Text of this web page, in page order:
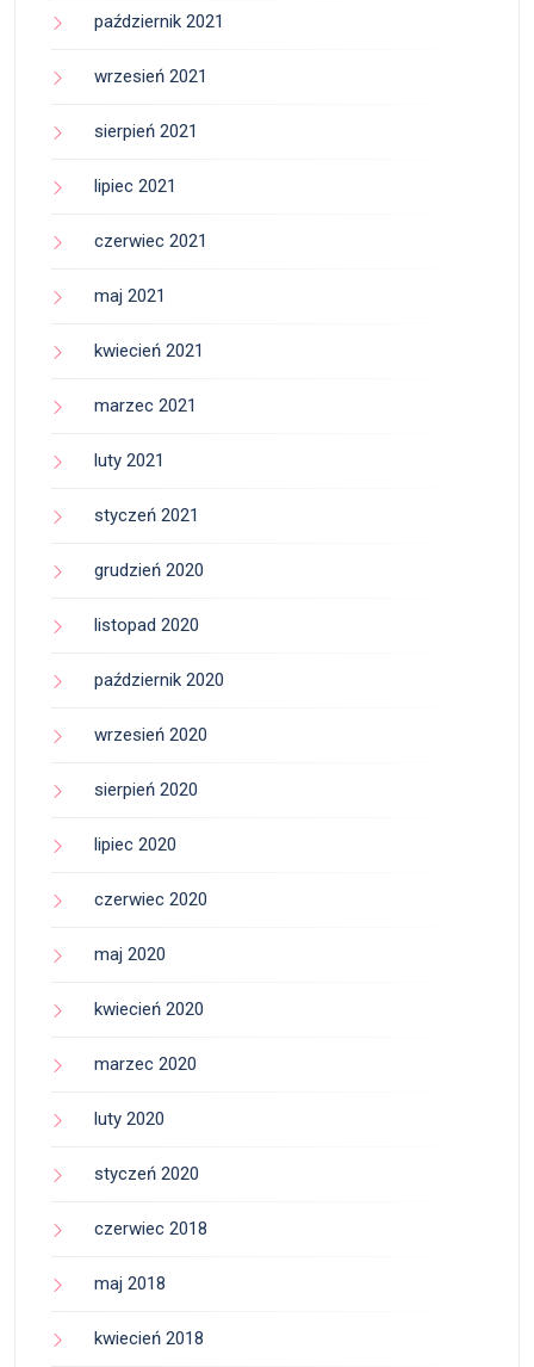
październik 2021
wrzesień 2021
sierpień 2021
lipiec 2021
czerwiec 2021
maj 2021
kwiecień 2021
marzec 2021
luty 2021
styczeń 2021
grudzień 2020
listopad 2020
październik 2020
wrzesień 2020
sierpień 2020
lipiec 2020
czerwiec 2020
maj 2020
kwiecień 2020
marzec 2020
luty 2020
styczeń 2020
czerwiec 2018
maj 2018
kwiecień 2018